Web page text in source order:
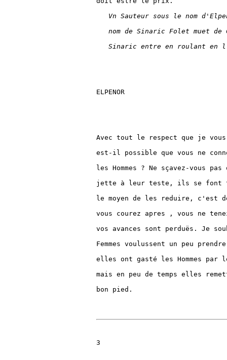
Vn Sauteur sous le nom
nom de Sinaric Folet muet
Sinaric entre en roulant en
ELPENOR
Avec tout le respect que je vous
est-il possible que vous ne
les Hommes ? Ne sçavez-vous pas
jette à leur teste, ils se font
le moyen de les reduire, c'est
vous courez apres , vous ne
vos avances sont perduës. Je
Femmes voulussent un peu
elles ont gasté les Hommes par
mais en peu de temps elles
bon pied.
3